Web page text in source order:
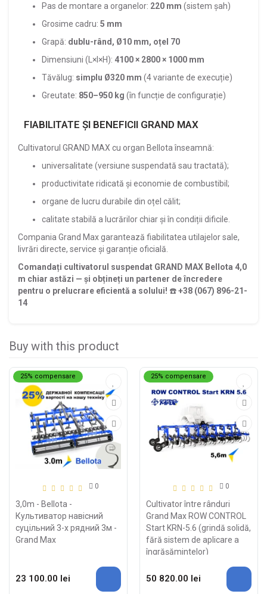
Pas de montare a organelor: 220 mm (sistem șah)
Grosime cadru: 5 mm
Grapă: dublu-rând, Ø10 mm, oțel 70
Dimensiuni (L×l×H): 4100 × 2800 × 1000 mm
Tăvălug: simplu Ø320 mm (4 variante de execuție)
Greutate: 850–950 kg (în funcție de configurație)
FIABILITATE ȘI BENEFICII GRAND MAX
Cultivatorul GRAND MAX cu organ Bellota înseamnă:
universalitate (versiune suspendată sau tractată);
productivitate ridicată și economie de combustibil;
organe de lucru durabile din oțel călit;
calitate stabilă a lucrărilor chiar și în condiții dificile.
Compania Grand Max garantează fiabilitatea utilajelor sale,
livrări directe, service și garanție oficială.
Comandați cultivatorul suspendat GRAND MAX Bellota 4,0
m chiar astăzi — și obțineți un partener de încredere
pentru o prelucrare eficientă a solului! ☎️+38 (067) 896-21-
14
Buy with this product
25% compensare
0
3,0m - Bellota -
Культиватор навісний
суцільний 3-х рядний 3м -
Grand Max
23 100.00 lei
25% compensare
0
Cultivator între rânduri
Grand Max ROW CONTROL
Start KRN-5.6 (grindă solidă,
fără sistem de aplicare a
îngrășămintelor)
50 820.00 lei